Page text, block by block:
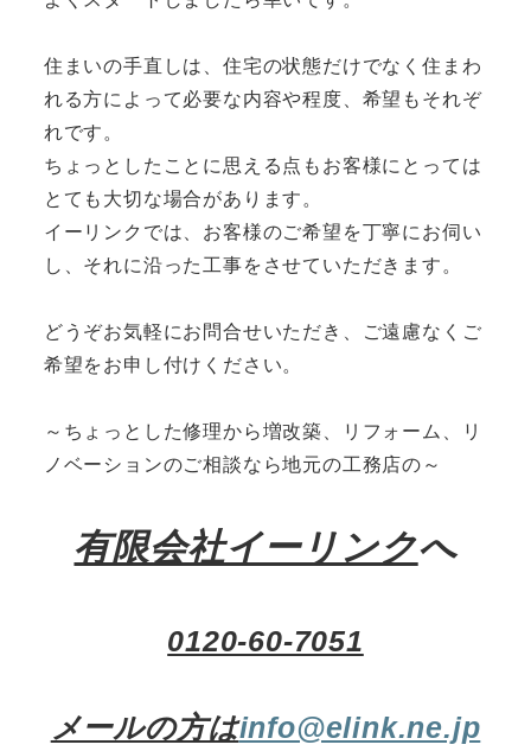
住まいの手直しは、住宅の状態だけでなく住まわ
れる方によって必要な内容や程度、希望もそれぞ
れです。
ちょっとしたことに思える点もお客様にとっては
とても大切な場合があります。
イーリンクでは、お客様のご希望を丁寧にお伺い
し、それに沿った工事をさせていただきます。
どうぞお気軽にお問合せいただき、ご遠慮なくご
希望をお申し付けください。
～ちょっとした修理から増改築、リフォーム、リ
ノベーションのご相談なら地元の工務店の～
有限会社イーリンクへ
0120-60-7051
メールの方はinfo@elink.ne.jp